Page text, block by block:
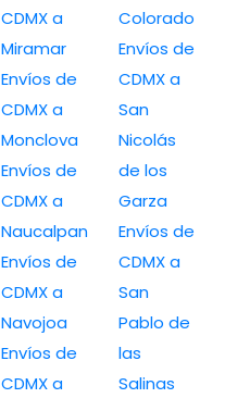
CDMX a
Miramar
Envíos de
CDMX a
Monclova
Envíos de
CDMX a
Naucalpan
Envíos de
CDMX a
Navojoa
Envíos de
CDMX a
Colorado
Envíos de
CDMX a
San
Nicolás
de los
Garza
Envíos de
CDMX a
San
Pablo de
las
Salinas